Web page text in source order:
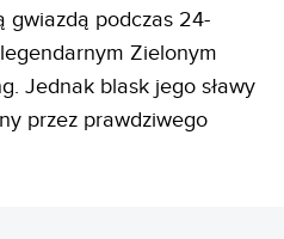
gwiazdą podczas 24-
Zielonym
Jednak blask jego sławy
przez prawdziwego